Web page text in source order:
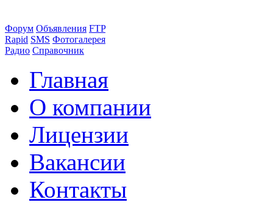
Форум Объявления FTP
Rapid SMS Фотогалерея
Радио Справочник
Главная
О компании
Лицензии
Вакансии
Контакты